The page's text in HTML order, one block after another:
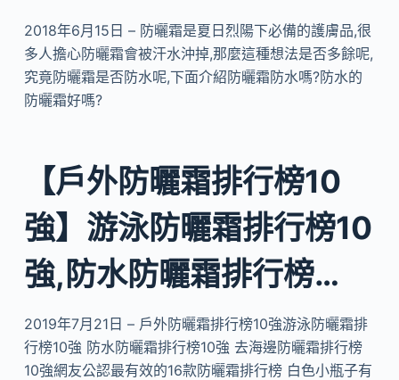
2018年6月15日 – 防曬霜是夏日烈陽下必備的護膚品,很
多人擔心防曬霜會被汗水沖掉,那麼這種想法是否多餘呢,
究竟防曬霜是否防水呢,下面介紹防曬霜防水嗎?防水的
防曬霜好嗎?
【戶外防曬霜排行榜10
強】游泳防曬霜排行榜10
強,防水防曬霜排行榜…
2019年7月21日 – 戶外防曬霜排行榜10強游泳防曬霜排
行榜10強 防水防曬霜排行榜10強 去海邊防曬霜排行榜
10強網友公認最有效的16款防曬霜排行榜 白色小瓶子有